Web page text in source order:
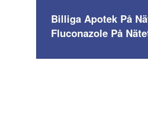
Billiga Apotek På
Fluconazole På